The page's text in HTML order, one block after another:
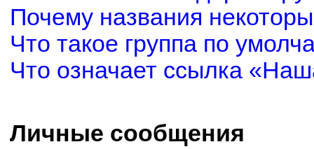
Почему названия
Что такое группа по
Что означает ссылка
Личные сообщения